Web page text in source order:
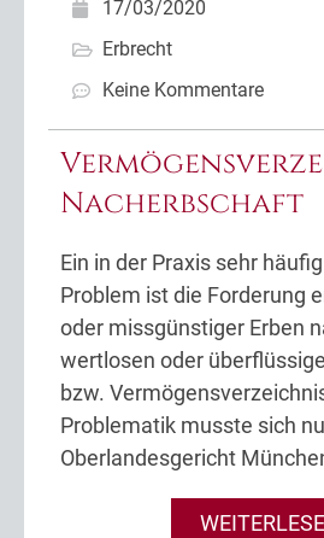
17/03/2020
Erbrecht
Keine Kommentare
Nacherbschaft
Ein in der Praxis sehr
Problem ist die Forderung
oder missgünstiger Erben
wertlosen oder
bzw.
Problematik musste sich
Oberlandesgericht